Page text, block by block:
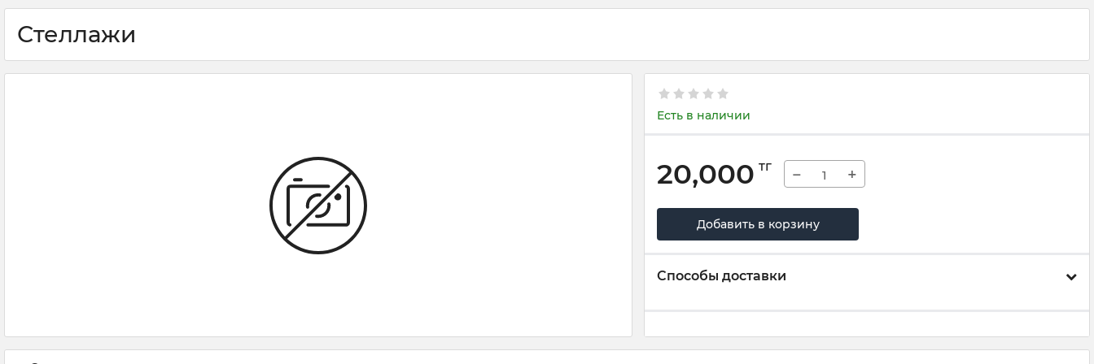
Стеллажи
Есть в наличии
20,000 тг − +
Добавить в корзину
Способы доставки